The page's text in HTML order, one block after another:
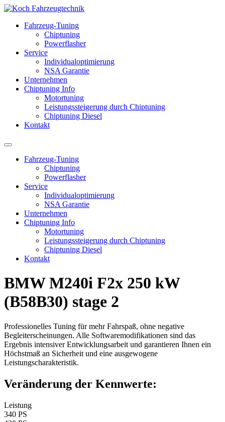
Fahrzeug-Tuning
Chiptuning
Powerflasher
Service
Individualoptimierung
NSA Garantie
Unternehmen
Chiptuning Info
Motortuning
Leistungssteigerung durch Chiptuning
Chiptuning Diesel
Kontakt
Fahrzeug-Tuning
Chiptuning
Powerflasher
Service
Individualoptimierung
NSA Garantie
Unternehmen
Chiptuning Info
Motortuning
Leistungssteigerung durch Chiptuning
Chiptuning Diesel
Kontakt
BMW M240i F2x 250 kW
(B58B30) stage 2
Professionelles Tuning für mehr Fahrspaß, ohne negative
Begleiterscheinungen. Alle Softwaremodifikationen sind das
Ergebnis intensiver Entwicklungsarbeit und garantieren Ihnen ein
Höchstmaß an Sicherheit und eine ausgewogene
Leistungscharakteristik.
Veränderung der Kennwerte:
Leistung
340 PS